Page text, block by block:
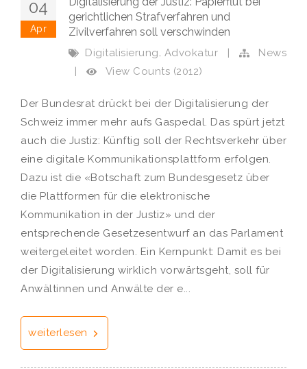
04
Apr
gerichtlichen Strafverfahren und
Zivilverfahren soll verschwinden
Digitalisierung, Advokatur |
News
|
View Counts (2012)
Der Bundesrat drückt bei der Digitalisierung der
Schweiz immer mehr aufs Gaspedal. Das spürt jetzt
auch die Justiz: Künftig soll der Rechtsverkehr über
eine digitale Kommunikationsplattform erfolgen.
Dazu ist die «Botschaft zum Bundesgesetz über
die Plattformen für die elektronische
Kommunikation in der Justiz» und der
entsprechende Gesetzesentwurf an das Parlament
weitergeleitet worden. Ein Kernpunkt: Damit es bei
der Digitalisierung wirklich vorwärtsgeht, soll für
Anwältinnen und Anwälte der e...
weiterlesen